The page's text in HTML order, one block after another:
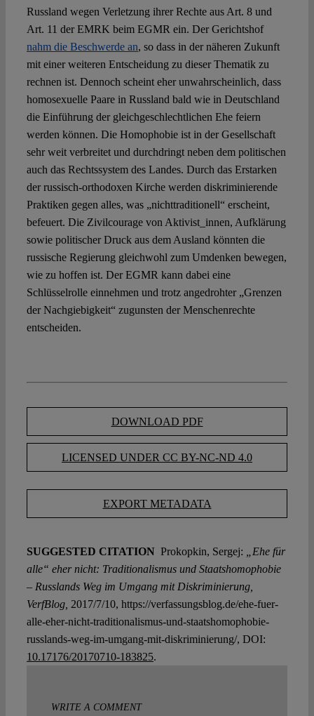
Russland wegen Verletzung ihrer Rechte aus Art. 8 und
Art. 11 der EMRK beim EGMR ein. Der Gerichtshof
nahm die Beschwerde an, so dass in der näheren Zukunft
mit einer weiteren Entscheidung zu dieser Thematik zu
rechnen ist. Dennoch scheint eher unwahrscheinlich, dass
homosexuelle Paare in Russland bald wie in Deutschland
die Einführung der gleichgeschlechtlichen Ehe feiern
werden können. Die Homophobie ist in der Gesellschaft
sehr weit verbreitet und durchdringt neben dem politischen
auch das Rechtssystem des Landes. Durch das Erstarken
der russisch-orthodoxen Kirche werden diskriminierende
Praktiken gegen alles, was „nichttraditionell“ erscheint,
befeuert. Die Zivilcourage von Aktivist_innen, Aufklärung
sowie politischer Druck aus dem Ausland könnten die
russische Regierung gleichwohl zum Umdenken bewegen,
wie zu hoffen ist. Der EGMR kann dabei eine
Schlüsselrolle einnehmen und trotz angedrohter „Grenzen
der Nachgiebigkeit“ zugunsten der Menschenrechte
entscheiden.
DOWNLOAD PDF
LICENSED UNDER CC BY-NC-ND 4.0
EXPORT METADATA
SUGGESTED CITATION Prokopkin, Sergej: „Ehe für
alle“ eher nicht: Traditionalismus und Staatshomophobie
– Russlands Weg im Umgang mit Diskriminierung,
VerfBlog, 2017/7/10, https://verfassungsblog.de/ehe-fuer-
alle-eher-nicht-traditionalismus-und-staatshomophobie-
russlands-weg-im-umgang-mit-diskriminierung/, DOI:
10.17176/20170710-183825.
WRITE A COMMENT